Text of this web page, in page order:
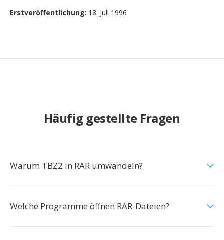
Erstveröffentlichung: 18. Juli 1996
Häufig gestellte Fragen
Warum TBZ2 in RAR umwandeln?
Welche Programme öffnen RAR-Dateien?